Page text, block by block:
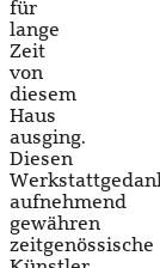
für
lange
Zeit
von
diesem
Haus
ausging.
Diesen
aufnehmend
gewähren
zeitgenössische